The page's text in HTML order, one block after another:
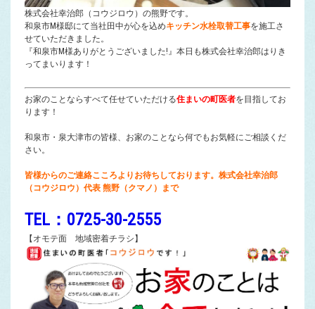
株式会社幸治郎（コウジロウ）の熊野です。
和泉市M様邸にて当社田中が心を込めキッチン水栓取替工事を施工さ
せていただきました。
『和泉市M様ありがとうございました!』本日も株式会社幸治郎はりき
ってまいります！
お家のことならすべて任せていただける住まいの町医者を目指してお
ります！
和泉市・泉大津市の皆様、お家のことなら何でもお気軽にご相談くだ
さい。
皆様からのご連絡こころよりお待ちしております。株式会社幸治郎
（コウジロウ）代表 熊野（クマノ）まで
TEL：0725-30-2555
【オモテ面 地域密着チラシ】